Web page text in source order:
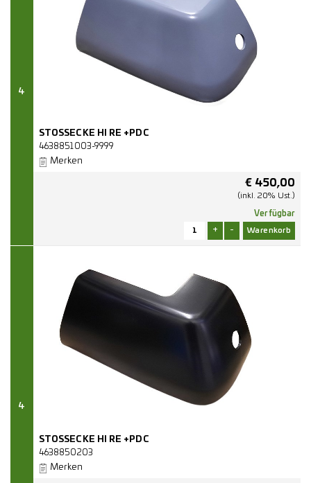
4
STOSSECKE HI RE +PDC
4638851003-9999
Merken
€ 450,00
(inkl. 20% Ust.)
Verfügbar
+ -
4
STOSSECKE HI RE +PDC
4638850203
Merken